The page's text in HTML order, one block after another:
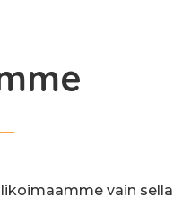
vain